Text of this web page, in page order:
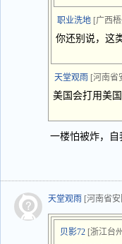
职业洗地 [广西
你还别说，这
天堂观雨 [河南省
美国会打用美
一楼怕被炸，自
天堂观雨 [河南省
贝影72 [浙江台